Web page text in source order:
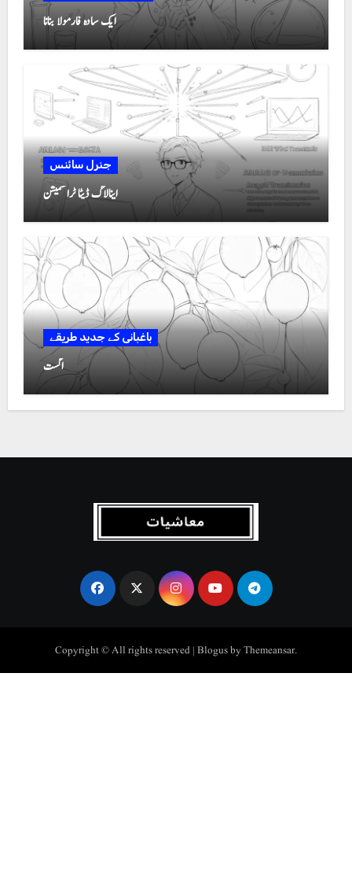
ایک سادہ فارمولا بنانا
جنرل سائنس
اینالاگ ڈیٹا ٹرانسمیشن
باغبانی کے جدید طریقے
اگست
Copyright © All rights reserved |BlogusbyThemeansar.